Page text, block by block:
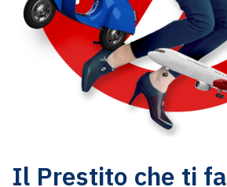
Il Prestito che ti fa